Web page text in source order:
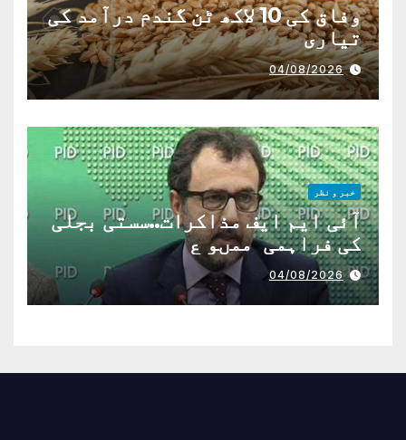
وفاق کی 10 لاکھ ٹن گندم درآمد کی
تیاری
04/08/2026
خبر و نظر
آئی ایم ایف مذاکرات..سستی بجلی
کی فراہمی ممںو ع
04/08/2026